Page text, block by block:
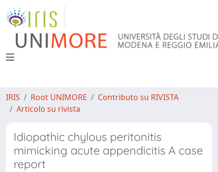
IRIS Root UNIMORE
Contributo su RIVISTA
Articolo su rivista
Idiopathic chylous peritonitis
mimicking acute appendicitis A case
report